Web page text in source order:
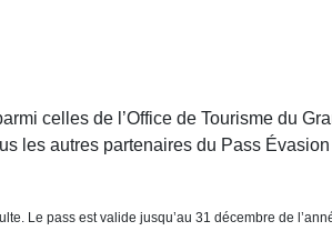
celles de l’Office de Tourisme du
les autres partenaires du Pass
Le pass est valide jusqu’au 31 décembre de